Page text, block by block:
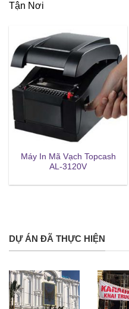
Tận Nơi
Máy In Mã Vạch Topcash
AL-3120V
DỰ ÁN ĐÃ THỰC HIỆN